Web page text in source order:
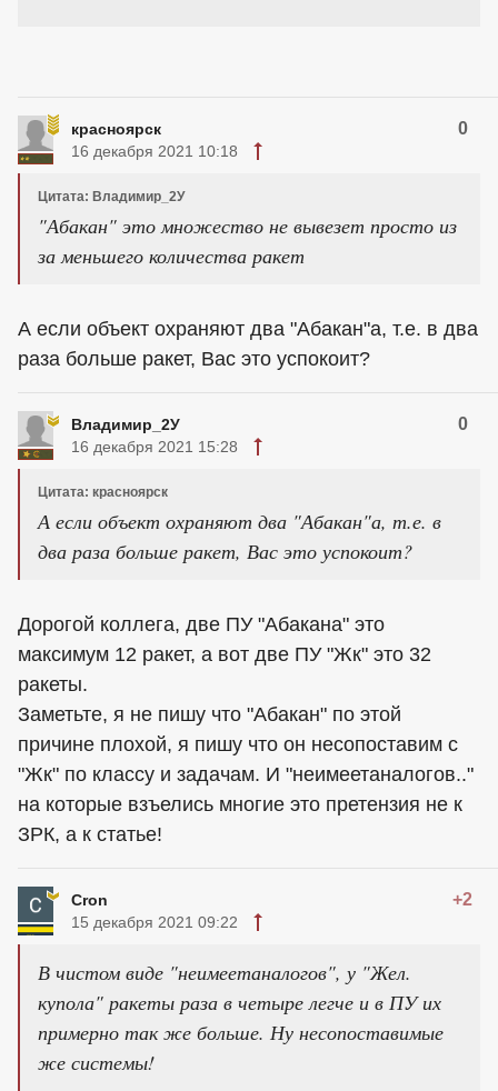
красноярск 0
16 декабря 2021 10:18
Цитата: Владимир_2У
"Абакан" это множество не вывезет просто из
за меньшего количества ракет
А если объект охраняют два "Абакан"а, т.е. в два
раза больше ракет, Вас это успокоит?
Владимир_2У 0
16 декабря 2021 15:28
Цитата: красноярск
А если объект охраняют два "Абакан"а, т.е. в
два раза больше ракет, Вас это успокоит?
Дорогой коллега, две ПУ "Абакана" это
максимум 12 ракет, а вот две ПУ "Жк" это 32
ракеты.
Заметьте, я не пишу что "Абакан" по этой
причине плохой, я пишу что он несопоставим с
"Жк" по классу и задачам. И "неимеетаналогов.."
на которые взъелись многие это претензия не к
ЗРК, а к статье!
Cron +2
15 декабря 2021 09:22
В чистом виде "неимеетаналогов", у "Жел.
купола" ракеты раза в четыре легче и в ПУ их
примерно так же больше. Ну несопоставимые
же системы!